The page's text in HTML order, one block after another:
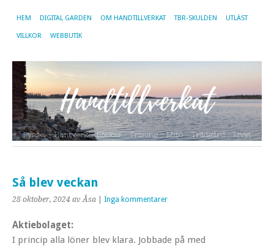
HEM DIGITAL GARDEN OM HANDTILLVERKAT TBR-SKULDEN UTLÄST
VILLKOR WEBBUTIK
Så blev veckan
28 oktober, 2024 av Åsa Inga kommentarer
Aktiebolaget:
I princip alla löner blev klara. Jobbade på med